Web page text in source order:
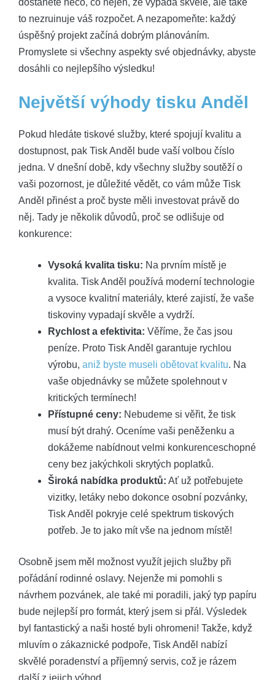
dostanete něco, co nejen, že vypadá skvěle, ale také
to nezruinuje váš rozpočet. A nezapomeňte: každý
úspěšný projekt začíná dobrým plánováním.
Promyslete si všechny aspekty své objednávky, abyste
dosáhli co nejlepšího výsledku!
Největší výhody tisku Anděl
Pokud hledáte tiskové služby, které spojují kvalitu a
dostupnost, pak Tisk Anděl bude vaší volbou číslo
jedna. V dnešní době, kdy všechny služby soutěží o
vaši pozornost, je důležité vědět, co vám může Tisk
Anděl přinést a proč byste měli investovat právě do
něj. Tady je několik důvodů, proč se odlišuje od
konkurence:
Vysoká kvalita tisku: Na prvním místě je
kvalita. Tisk Anděl používá moderní technologie
a vysoce kvalitní materiály, které zajistí, že vaše
tiskoviny vypadají skvěle a vydrží.
Rychlost a efektivita: Věříme, že čas jsou
peníze. Proto Tisk Anděl garantuje rychlou
výrobu, aniž byste museli obětovat kvalitu. Na
vaše objednávky se můžete spolehnout v
kritických termínech!
Přístupné ceny: Nebudeme si věřit, že tisk
musí být drahý. Oceníme vaši peněženku a
dokážeme nabídnout velmi konkurenceschopné
ceny bez jakýchkoli skrytých poplatků.
Široká nabídka produktů: Ať už potřebujete
vizitky, letáky nebo dokonce osobní pozvánky,
Tisk Anděl pokryje celé spektrum tiskových
potřeb. Je to jako mít vše na jednom místě!
Osobně jsem měl možnost využít jejich služby při
pořádání rodinné oslavy. Nejenže mi pomohli s
návrhem pozvánek, ale také mi poradili, jaký typ papíru
bude nejlepší pro formát, který jsem si přál. Výsledek
byl fantastický a naši hosté byli ohromeni! Takže, když
mluvím o zákaznické podpoře, Tisk Anděl nabízí
skvělé poradenství a příjemný servis, což je rázem